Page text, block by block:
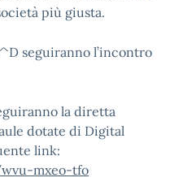
più giusta.
seguiranno l’incontro
la diretta
dotate di Digital
link:
mxeo-tfo